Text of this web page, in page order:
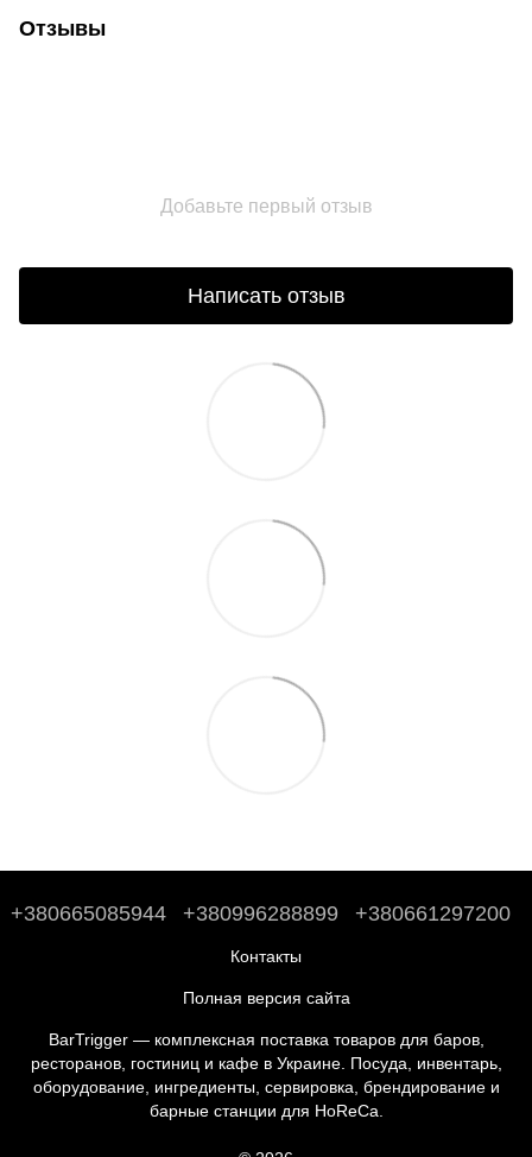
Отзывы
Добавьте первый отзыв
Написать отзыв
+380665085944 +380996288899 +380661297200
Контакты
Полная версия сайта
BarTrigger — комплексная поставка товаров для баров,
ресторанов, гостиниц и кафе в Украине. Посуда, инвентарь,
оборудование, ингредиенты, сервировка, брендирование и
барные станции для HoReCa.